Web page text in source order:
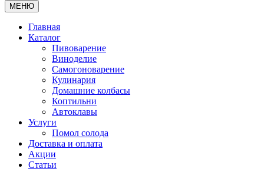
МЕНЮ
Главная
Каталог
Пивоварение
Виноделие
Самогоноварение
Кулинария
Домашние колбасы
Коптильни
Автоклавы
Услуги
Помол солода
Доставка и оплата
Акции
Статьи